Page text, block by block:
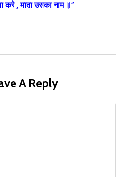
करे , माता उसका नाम ॥”
A Reply